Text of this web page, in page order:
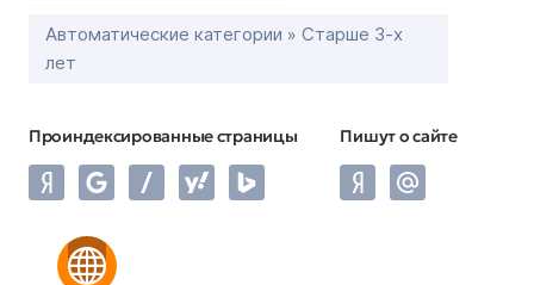
Автоматические категории » Старше 3-х
лет
Проиндексированные страницы Пишут о сайте